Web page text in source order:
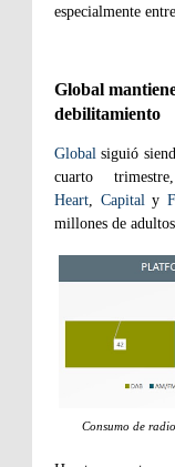
especialmente
Global
debilitamiento
Global siguió
cuarto
Heart
Capital y
millones de
Consumo de